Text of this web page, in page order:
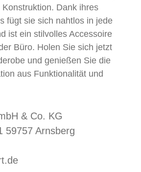
Dank ihres
fügt sie sich nahtlos in jede
ist ein stilvolles Accessoire
Büro. Holen Sie sich jetzt
und genießen Sie die
aus Funktionalität und
& Co. KG
59757 Arnsberg